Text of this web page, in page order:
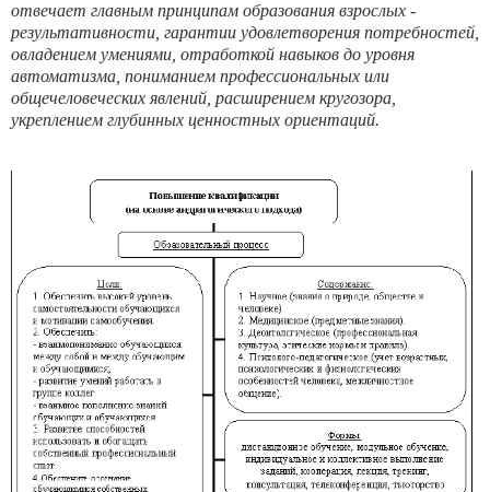
отвечает главным принципам образования взрослых -
результативности, гарантии удовлетворения потребностей,
овладением умениями, отработкой навыков до уровня
автоматизма, пониманием профессиональных или
общечеловеческих явлений, расширением кругозора,
укреплением глубинных ценностных ориентаций.